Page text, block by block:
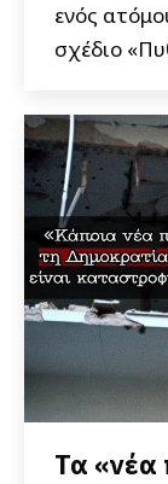
ενός
σχέδιο
Τα «νέα